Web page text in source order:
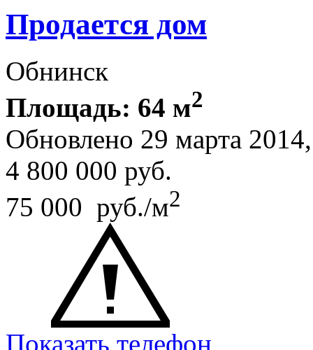
Продается дом
Обнинск
Площадь: 64 м2
Обновлено 29 марта
4 800 000 руб.
75 000 руб./м2
Показать телефон